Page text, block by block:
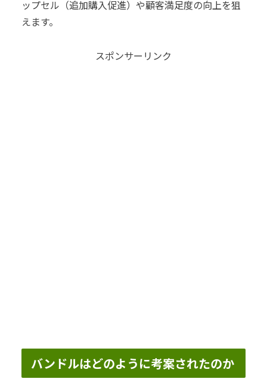
ップセル（追加購入促進）や顧客満足度の向上を狙
えます。
スポンサーリンク
バンドルはどのように考案されたのか